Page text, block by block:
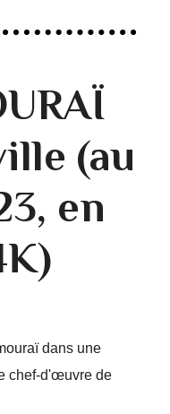
(au
en
dans une
chef-d'œuvre de